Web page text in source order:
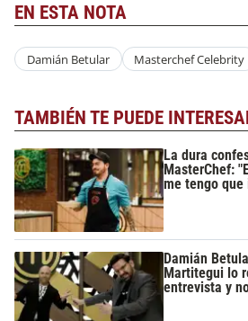
EN ESTA NOTA
Damián Betular Masterchef Celebrity
TAMBIÉN TE PUEDE
La dura
MasterChef:
me tengo que
Damián
Martitegui lo
entrevista y